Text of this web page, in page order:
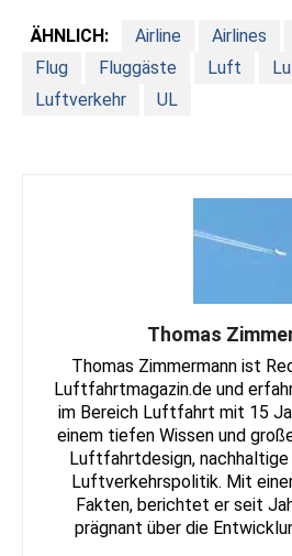
ÄHNLICH: Airline Airlines
Flug
Fluggäste Luft
Luftverkehr
UL
Thomas
Thomas Zimmermann ist
Luftfahrtmagazin.de und
im Bereich Luftfahrt mit 15
einem tiefen Wissen und
Luftfahrtdesign, nachhaltige
Luftverkehrspolitik. Mit
Fakten, berichtet er seit
prägnant über die